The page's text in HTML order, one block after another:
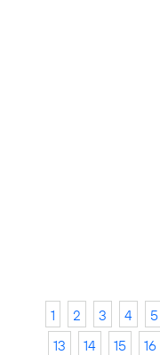
1 2 3 4 5
13
14 15 16